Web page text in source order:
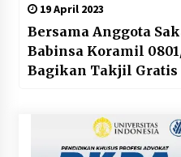
19 April 2023
Bersama Anggota
Babinsa Koramil
Bagikan Takjil Gratis